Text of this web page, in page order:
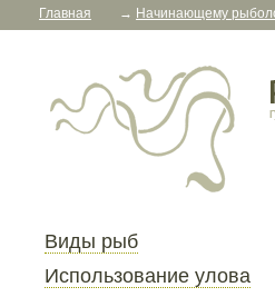
Главная → Начинающему
Виды рыб
Использование улова